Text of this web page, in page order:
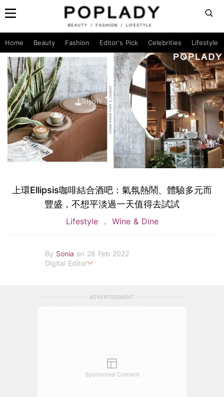
Home Beauty Fashion Editor's Pick Celebrities Lifestyle
上環Ellipsis咖啡結合酒吧：氣氛熱鬧、體驗多元而
豐盛，不想平淡過一天值得去試試
Lifestyle Wine & Dine
By Sonia on 28 Feb 2022
Digital Editor
ADVERTISEMENT
Sponsored Content